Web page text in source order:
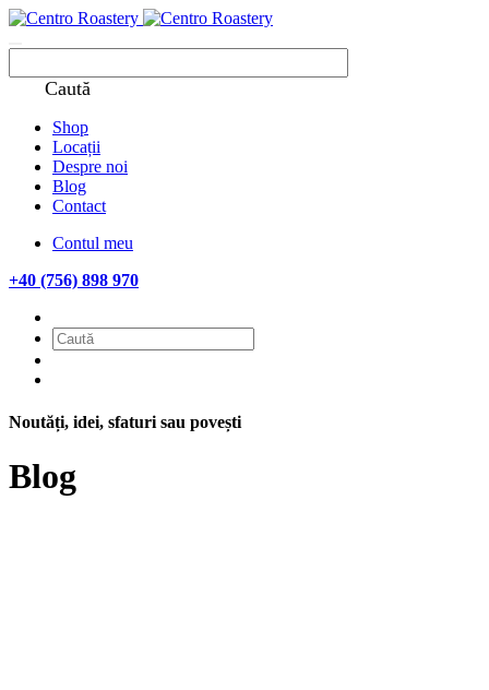
Caută
Shop
Locații
Despre noi
Blog
Contact
Contul meu
+40 (756) 898 970
Noutăți, idei, sfaturi sau povești
Blog